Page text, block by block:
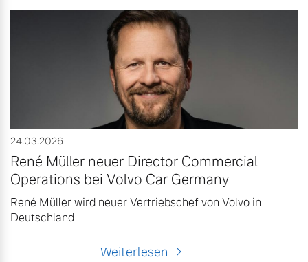
24.03.2026
René Müller neuer Director Commercial
Operations bei Volvo Car Germany
René Müller wird neuer Vertriebschef von Volvo in
Deutschland
Weiterlesen